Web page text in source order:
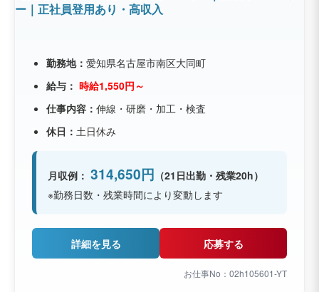
ー｜正社員登用あり・高収入
勤務地： 愛知県名古屋市南区大同町
給与： 時給1,550円～
仕事内容： 伸線・研磨・加工・検査
休日： 土日休み
月収例： 314,650円 （21日出勤・残業20h）
※勤務日数・残業時間により変動します
詳細を見る 応募する
お仕事No：02h105601-YT